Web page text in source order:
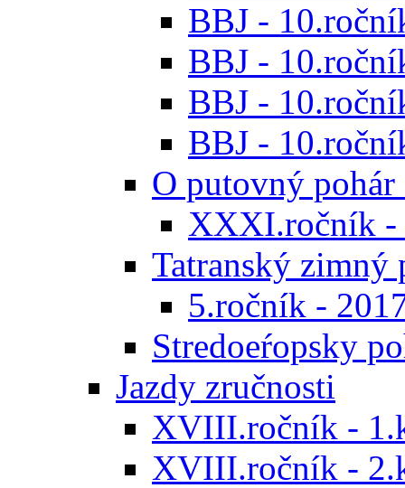
BBJ -
BBJ -
BBJ -
BBJ -
O putovný
XXXI.ročník -
Tatranský zimný
5.ročník -
Stredoeŕopsky
Jazdy zručnosti
XVIII.ročník -
XVIII.ročník -